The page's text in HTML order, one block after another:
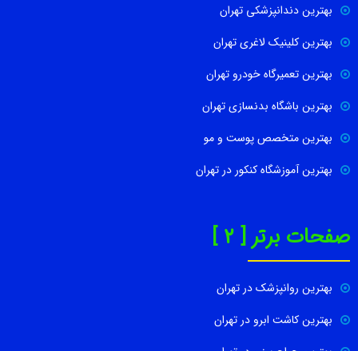
بهترین دندانپزشکی تهران
بهترین کلینیک لاغری تهران
بهترین تعمیرگاه خودرو تهران
بهترین باشگاه بدنسازی تهران
بهترین متخصص پوست و مو
بهترین آموزشگاه کنکور در تهران
صفحات برتر [ 2 ]
بهترین روانپزشک در تهران
بهترین کاشت ابرو در تهران